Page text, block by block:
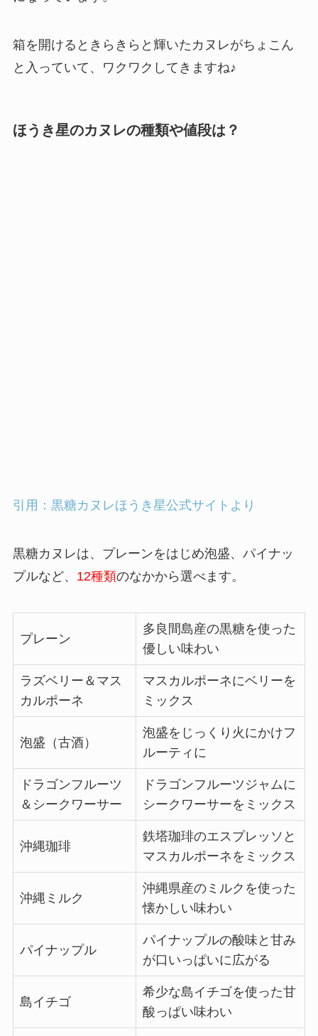
箱を開けるときらきらと輝いたカヌレがちょこん
と入っていて、ワクワクしてきますね♪
ほうき星のカヌレの種類や値段は？
引用：黒糖カヌレほうき星公式サイトより
黒糖カヌレは、プレーンをはじめ泡盛、パイナッ
プルなど、 12種類のなかから選べます。
プレーン
多良間島産の黒糖を使った
優しい味わい
ラズベリー＆マス
カルポーネ
マスカルポーネにベリーを
ミックス
泡盛（古酒）
泡盛をじっくり火にかけフ
ルーティに
ドラゴンフルーツ
＆シークワーサー
ドラゴンフルーツジャムに
シークワーサーをミックス
沖縄珈琲
鉄塔珈琲のエスプレッソと
マスカルポーネをミックス
沖縄ミルク
沖縄県産のミルクを使った
懐かしい味わい
パイナップル
パイナップルの酸味と甘み
が口いっぱいに広がる
島イチゴ
希少な島イチゴを使った甘
酸っぱい味わい